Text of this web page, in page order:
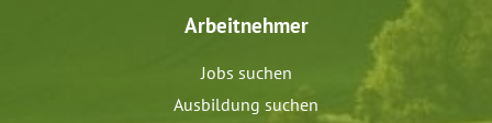
Arbeitnehmer
Jobs suchen
Ausbildung suchen